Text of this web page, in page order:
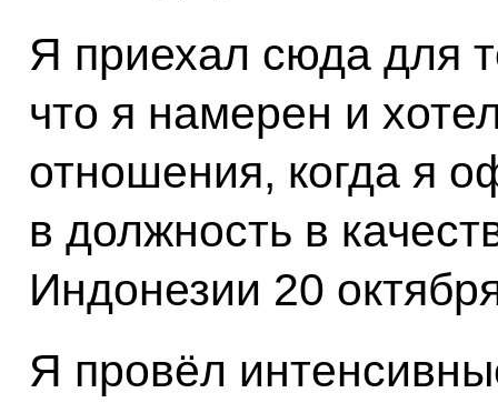
Я приехал сюда для
что я намерен и
отношения, когда я
в должность в
Индонезии 20
Я провёл